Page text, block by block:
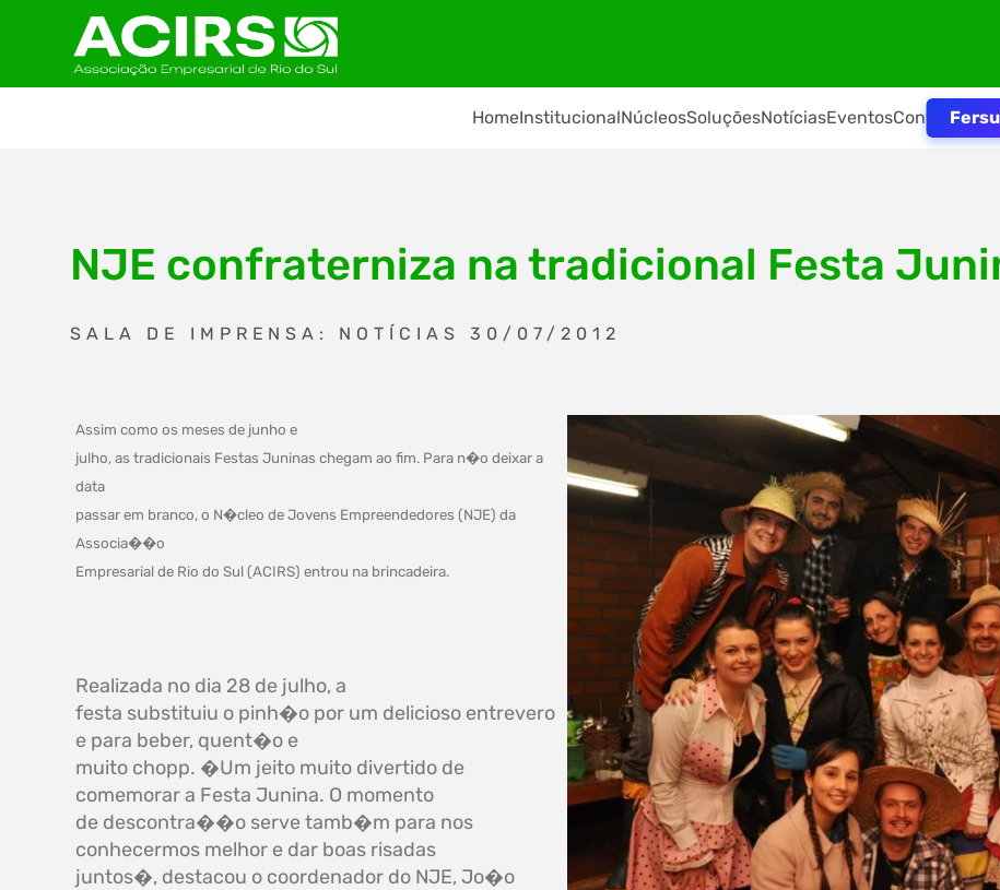
HomeInstitucionalNúcleosSoluçõesNotíciasEventosContato
NJE confraterniza na tradicional Festa
SALA DE IMPRENSA: NOTÍCIAS 30/07/2012
Assim como os meses de junho e
julho, as tradicionais Festas Juninas chegam ao fim. Para n�o deixar a
data
passar em branco, o N�cleo de Jovens Empreendedores (NJE) da
Associa��o
Empresarial de Rio do Sul (ACIRS) entrou na brincadeira.
Realizada no dia 28 de julho, a
festa substituiu o pinh�o por um delicioso entrevero
e para beber, quent�o e
muito chopp. �Um jeito muito divertido de
comemorar a Festa Junina. O momento
de descontra��o serve tamb�m para nos
conhecermos melhor e dar boas risadas
juntos�, destacou o coordenador do NJE, Jo�o